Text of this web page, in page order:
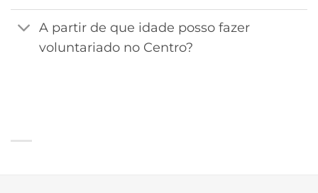
A partir de que idade posso fazer
voluntariado no Centro?